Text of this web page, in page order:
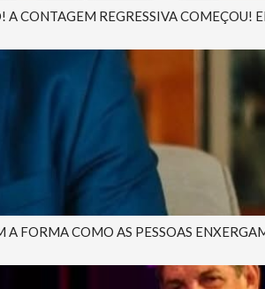
CONTAGEM REGRESSIVA COMEÇOU!
FORMA COMO AS PESSOAS